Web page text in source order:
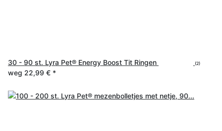
30 - 90 st. Lyra Pet® Energy Boost Tit Ringen (2)
weg 22,99 € *